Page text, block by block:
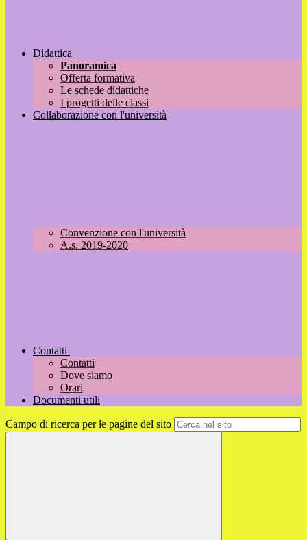
Didattica
Panoramica
Offerta formativa
Le schede didattiche
I progetti delle classi
Collaborazione con l'università
Convenzione con l'università
A.s. 2019-2020
Contatti
Contatti
Dove siamo
Orari
Documenti utili
Campo di ricerca per le pagine del sito